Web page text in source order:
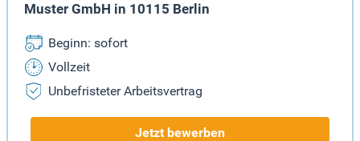
Muster GmbH in 10115 Berlin
Beginn: sofort
Vollzeit
Unbefristeter Arbeitsvertrag
Jetzt bewerben